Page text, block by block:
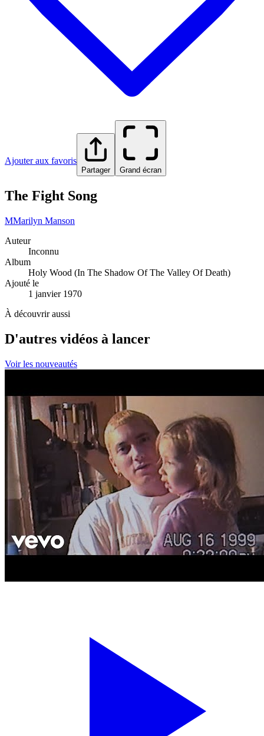
Ajouter aux favoris
Partager Grand écran
The Fight Song
MMarilyn Manson
Auteur
Inconnu
Album
Holy Wood (In The Shadow Of The Valley Of Death)
Ajouté le
1 janvier 1970
À découvrir aussi
D'autres vidéos à lancer
Voir les nouveautés